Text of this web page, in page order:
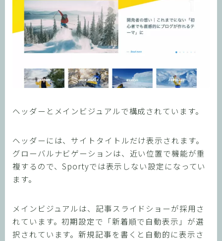
ヘッダーとメインビジュアルで構成されています。
ヘッダーには、サイトタイトルだけ表示されます。
グローバルナビゲーションは、近い位置で機能が重
複するので、Sportyでは表示しない設定になってい
ます。
メインビジュアルは、記事スライドショーが採用さ
れています。初期設定で「新着順で自動表示」が選
択されています。新規記事を書くと自動的に表示さ